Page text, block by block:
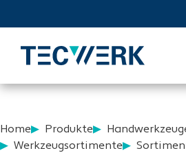
Home Produkte
Werkzeugsortimente